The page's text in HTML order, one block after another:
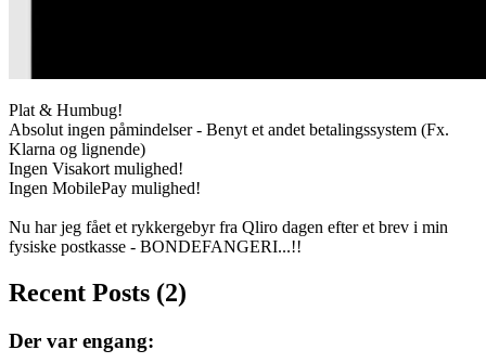
Plat & Humbug!
Absolut ingen påmindelser - Benyt et andet betalingssystem (Fx.
Klarna og lignende)
Ingen Visakort mulighed!
Ingen MobilePay mulighed!
Nu har jeg fået et rykkergebyr fra Qliro dagen efter et brev i min
fysiske postkasse - BONDEFANGERI...!!
Recent Posts (2)
Der var engang: